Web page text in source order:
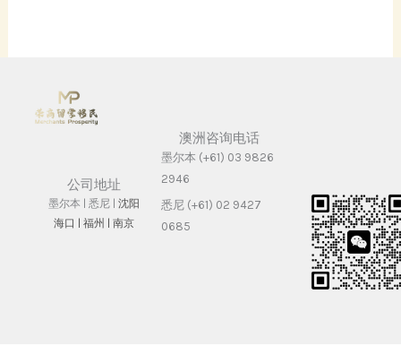
公司地址
墨尔本 | 悉尼 | 沈阳
海⼝ | 福州 | 南京
澳洲咨询电话
墨尔本 (+61) 03 9826
2946
悉尼 (+61) 02 9427
0685